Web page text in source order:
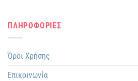
ΠΛΗΡΟΦΟΡΙΕΣ
Όροι Χρήσης
Επικοινωνία